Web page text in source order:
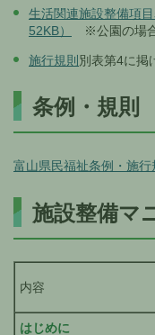
生活関連施設整備項
52KB）
※公園の場
施行規則 別表第4に掲
条例・規則
富山県民福祉条例・施行
施設整備マ
内容
はじめに